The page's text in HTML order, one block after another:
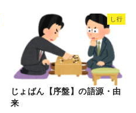
し行
じょばん【序盤】の語源・由
来